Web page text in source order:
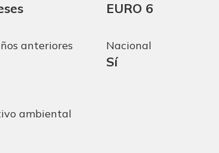
EURO 6
anteriores Nacional
Sí
ambiental